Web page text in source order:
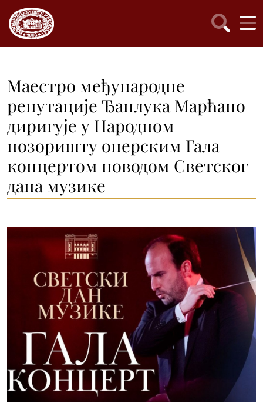
Маестро међународне
репутације Ђанлука Марћано
диригује у Народном
позоришту оперским Гала
концертом поводом Светског
дана музике